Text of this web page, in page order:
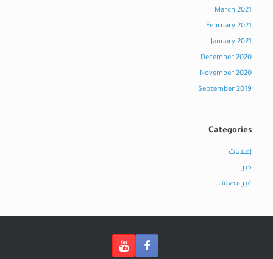
March 2021
February 2021
January 2021
December 2020
November 2020
September 2019
Categories
إعلانات
خبر
غير مصنف